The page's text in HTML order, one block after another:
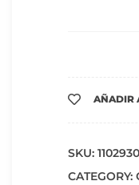
AÑADIR
SKU:
CATEGORY: